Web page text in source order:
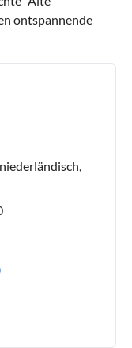
ontspannende